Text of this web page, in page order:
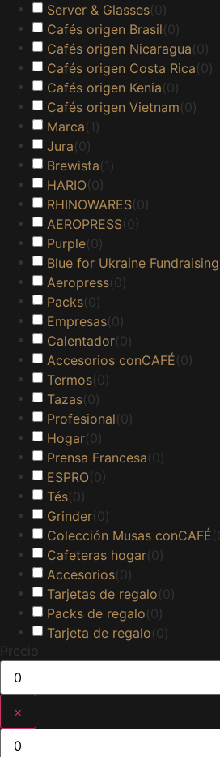
Server & Glasses(0)
Cafés origen Brasil(0)
Cafés origen Nicaragua(0)
Cafés origen Costa Rica(0)
Cafés origen Kenia(0)
Cafés origen Vietnam(0)
Marca(1 )
Jura(0)
Brewista(1 )
HARIO(0)
RHINOWARES(0)
AEROPRESS(0)
Purple(0)
Blue for Ukraine Fundraising
Aeropress(0)
Packs(0)
Empresas(0)
Calentador(0)
Accesorios conCAFÉ(0)
Termos(0)
Tazas(0)
Profesional(0)
Hogar(0)
Prensa Francesa(0)
ESPRO(0)
Tés(0)
Grinder(0)
Colección Musas conCAFÉ(
Cafeteras hogar(0)
Accesorios(0)
Tarjetas de regalo(0)
Packs de regalo(0)
Tarjeta de regalo(0)
Precio
×